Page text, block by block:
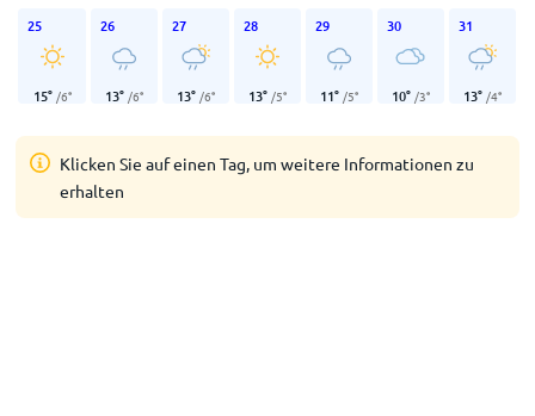
25
15° /6°
26
13° /6°
27
13° /6°
28
13° /5°
29
11° /5°
30
10° /3°
31
13° /4°
Klicken Sie auf einen Tag, um weitere Informationen zu
erhalten